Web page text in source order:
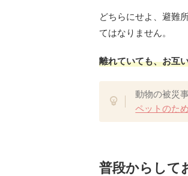
どちらにせよ、避難
てはなりません。
離れていても、お互
動物の被災
ペットのた
普段からして